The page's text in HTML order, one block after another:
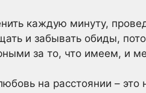
каждую минуту,
и забывать обиды,
за то, что имеем, и
на расстоянии –